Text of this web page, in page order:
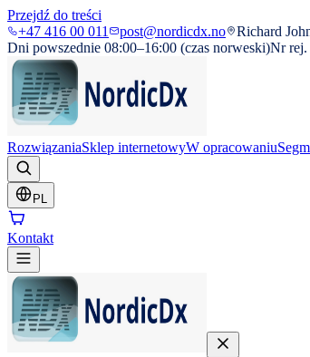
Przejdź do treści
+47 416 00 011
post@nordicdx.no
Richard
Dni powszednie 08:00–16:00 (czas norweski)Nr rej.
RozwiązaniaSklep internetowyW opracowaniu
PL
Kontakt